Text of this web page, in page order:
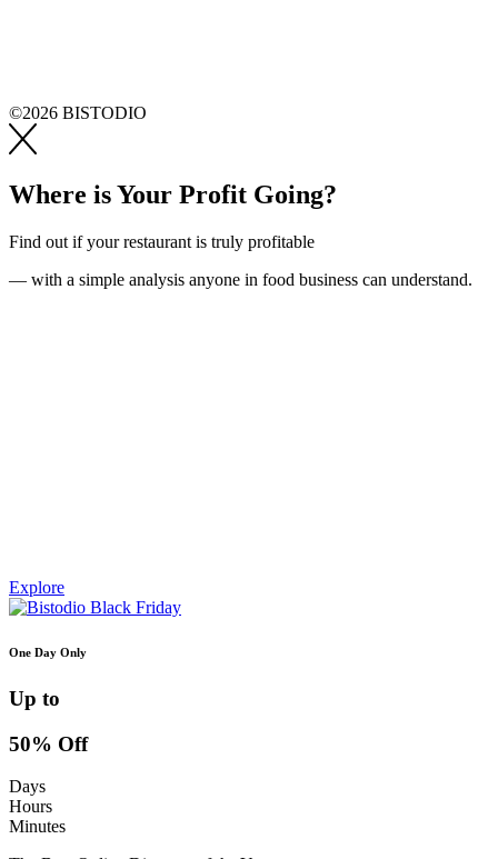
©2026 BISTODIO
Where is Your Profit Going?
Find out if your restaurant is truly profitable
— with a simple analysis anyone in food business can understand.
Explore
One Day Only
Up to
50% Off
Days
Hours
Minutes